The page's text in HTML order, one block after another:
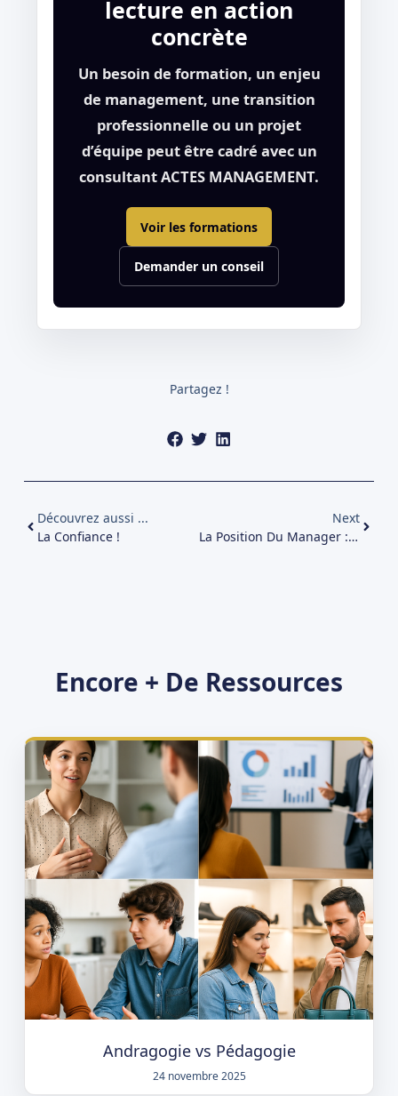
lecture en action
concrète
Un besoin de formation, un enjeu
de management, une transition
professionnelle ou un projet
d’équipe peut être cadré avec un
consultant ACTES MANAGEMENT.
Voir les formations
Demander un conseil
Partagez !
Découvrez aussi ...
La Confiance !
Next
La Position Du Manager : Complexité Et Défis
Encore + De Ressources
Andragogie vs Pédagogie
24 novembre 2025